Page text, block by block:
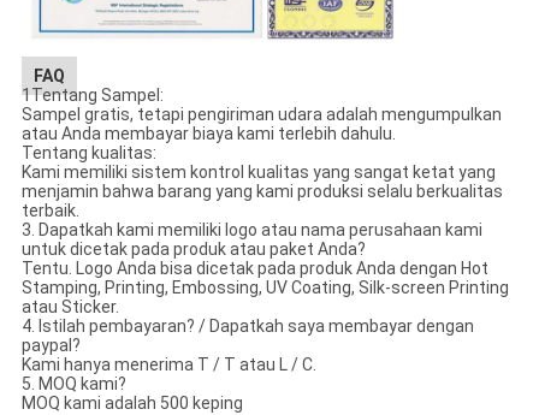
FAQ
1Tentang Sampel:
Sampel gratis, tetapi pengiriman udara adalah mengumpulkan
atau Anda membayar biaya kami terlebih dahulu.
Tentang kualitas:
Kami memiliki sistem kontrol kualitas yang sangat ketat yang
menjamin bahwa barang yang kami produksi selalu berkualitas
terbaik.
3. Dapatkah kami memiliki logo atau nama perusahaan kami
untuk dicetak pada produk atau paket Anda?
Tentu. Logo Anda bisa dicetak pada produk Anda dengan Hot
Stamping, Printing, Embossing, UV Coating, Silk-screen Printing
atau Sticker.
4. Istilah pembayaran? / Dapatkah saya membayar dengan
paypal?
Kami hanya menerima T / T atau L / C.
5. MOQ kami?
MOQ kami adalah 500 keping